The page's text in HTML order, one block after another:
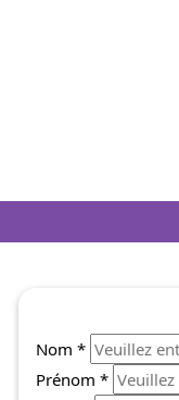
Nom *
Prénom *